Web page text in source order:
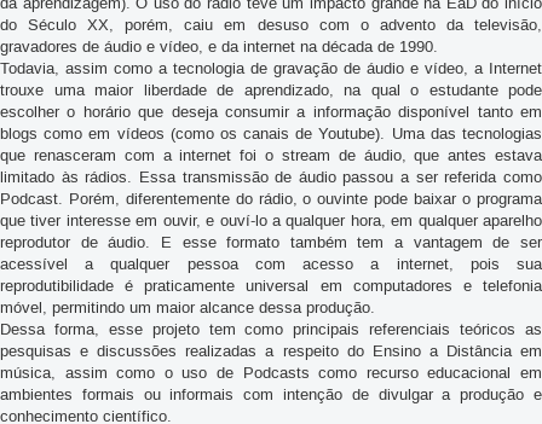
aprendizado individual (em casa), ou coletivo (mediados por algum facilitador
da aprendizagem). O uso do rádio teve um impacto grande na EaD do início
do Século XX, porém, caiu em desuso com o advento da televisão,
gravadores de áudio e vídeo, e da internet na década de 1990.
Todavia, assim como a tecnologia de gravação de áudio e vídeo, a Internet
trouxe uma maior liberdade de aprendizado, na qual o estudante pode
escolher o horário que deseja consumir a informação disponível tanto em
blogs como em vídeos (como os canais de Youtube). Uma das tecnologias
que renasceram com a internet foi o stream de áudio, que antes estava
limitado às rádios. Essa transmissão de áudio passou a ser referida como
Podcast. Porém, diferentemente do rádio, o ouvinte pode baixar o programa
que tiver interesse em ouvir, e ouví-lo a qualquer hora, em qualquer aparelho
reprodutor de áudio. E esse formato também tem a vantagem de ser
acessível a qualquer pessoa com acesso a internet, pois sua
reprodutibilidade é praticamente universal em computadores e telefonia
móvel, permitindo um maior alcance dessa produção.
Dessa forma, esse projeto tem como principais referenciais teóricos as
pesquisas e discussões realizadas a respeito do Ensino a Distância em
música, assim como o uso de Podcasts como recurso educacional em